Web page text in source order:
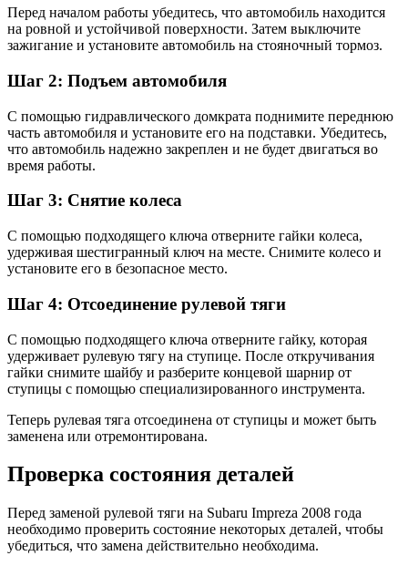
Перед началом работы убедитесь, что автомобиль находится
на ровной и устойчивой поверхности. Затем выключите
зажигание и установите автомобиль на стояночный тормоз.
Шаг 2: Подъем автомобиля
С помощью гидравлического домкрата поднимите переднюю
часть автомобиля и установите его на подставки. Убедитесь,
что автомобиль надежно закреплен и не будет двигаться во
время работы.
Шаг 3: Снятие колеса
С помощью подходящего ключа отверните гайки колеса,
удерживая шестигранный ключ на месте. Снимите колесо и
установите его в безопасное место.
Шаг 4: Отсоединение рулевой тяги
С помощью подходящего ключа отверните гайку, которая
удерживает рулевую тягу на ступице. После откручивания
гайки снимите шайбу и разберите концевой шарнир от
ступицы с помощью специализированного инструмента.
Теперь рулевая тяга отсоединена от ступицы и может быть
заменена или отремонтирована.
Проверка состояния деталей
Перед заменой рулевой тяги на Subaru Impreza 2008 года
необходимо проверить состояние некоторых деталей, чтобы
убедиться, что замена действительно необходима.